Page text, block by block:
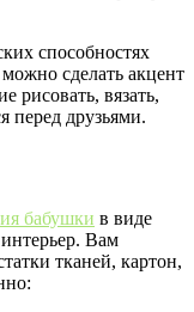
способностях
сделать акцент
рисовать, вязать,
перед друзьями.
бабушки в виде
Вам
тканей, картон,